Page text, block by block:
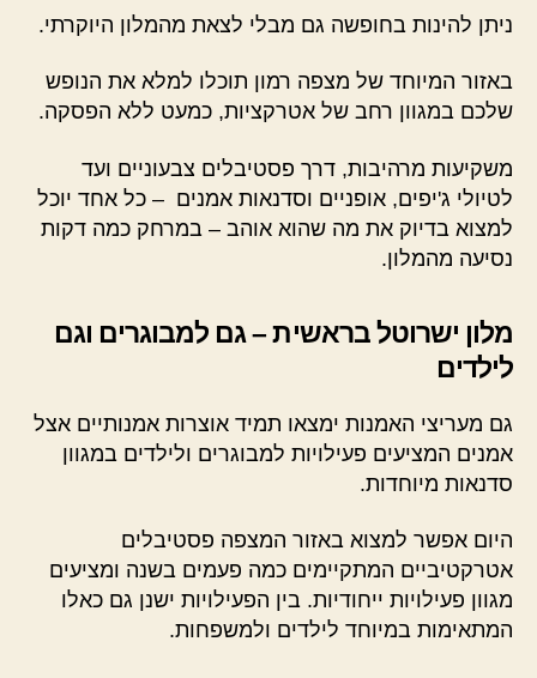
ניתן להינות בחופשה גם מבלי לצאת מהמלון היוקרתי.
באזור המיוחד של מצפה רמון תוכלו למלא את הנופש
שלכם במגוון רחב של אטרקציות, כמעט ללא הפסקה.
משקיעות מרהיבות, דרך פסטיבלים צבעוניים ועד
לטיולי ג'יפים, אופניים וסדנאות אמנים – כל אחד יוכל
למצוא בדיוק את מה שהוא אוהב – במרחק כמה דקות
נסיעה מהמלון.
מלון ישרוטל בראשית – גם למבוגרים וגם
לילדים
גם מעריצי האמנות ימצאו תמיד אוצרות אמנותיים אצל
אמנים המציעים פעילויות למבוגרים ולילדים במגוון
סדנאות מיוחדות.
היום אפשר למצוא באזור המצפה פסטיבלים
אטרקטיביים המתקיימים כמה פעמים בשנה ומציעים
מגוון פעילויות ייחודיות. בין הפעילויות ישנן גם כאלו
המתאימות במיוחד לילדים ולמשפחות.